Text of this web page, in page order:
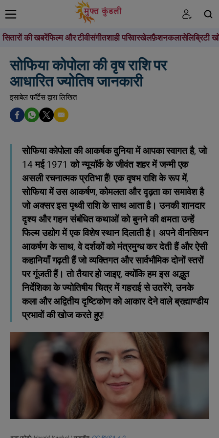
सितारों की खबरेंफिल्म और टीवीसंगीतशाही परिवारखेलफ़ैशनकलासेलिब्रिटी
सोफिया कोपोला की वृष राशि पर
आधारित ज्योतिष जानकारी
इसाबेल फॉर्टेस द्वारा लिखित
सोफिया कोपोला की आकर्षक दुनिया में आपका स्वागत है, जो
14 मई 1971 को न्यूयॉर्क के जीवंत शहर में जन्मी एक
असली रचनात्मक प्रतिभा हैं! एक वृषभ राशि के रूप में,
सोफिया में उस आकर्षण, कोमलता और दृढ़ता का समावेश है
जो अक्सर इस पृथ्वी राशि के साथ आता है। उनकी शानदार
दृश्य और गहन संबंधित कथाओं को बुनने की क्षमता उन्हें
फिल्म उद्योग में एक विशेष स्थान दिलाती है। अपने वीनसियन
आकर्षण के साथ, वे दर्शकों को मंत्रमुग्ध कर देती हैं और ऐसी
कहानियाँ गढ़ती हैं जो व्यक्तिगत और सार्वभौमिक दोनों स्तरों
पर गूंजती हैं। तो तैयार हो जाइए, क्योंकि हम इस अद्भुत
निर्देशिका के ज्योतिषीय चित्र में गहराई से उतरेंगे, उनके
कला और अद्वितीय दृष्टिकोण को आकार देने वाले ब्रह्माण्डीय
प्रभावों की खोज करते हुए!